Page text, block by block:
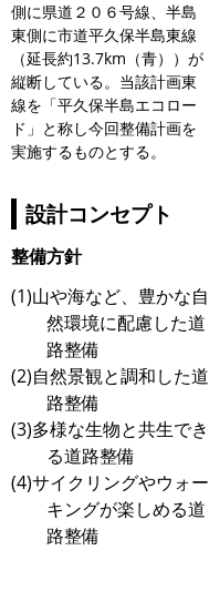
側に県道２０６号線、半島
東側に市道平久保半島東線
（延長約13.7km（青））が
縦断している。当該計画東
線を「平久保半島エコロー
ド」と称し今回整備計画を
実施するものとする。
設計コンセプト
整備方針
(1)山や海など、豊かな自
然環境に配慮した道
路整備
(2)自然景観と調和した道
路整備
(3)多様な生物と共生でき
る道路整備
(4)サイクリングやウォー
キングが楽しめる道
路整備